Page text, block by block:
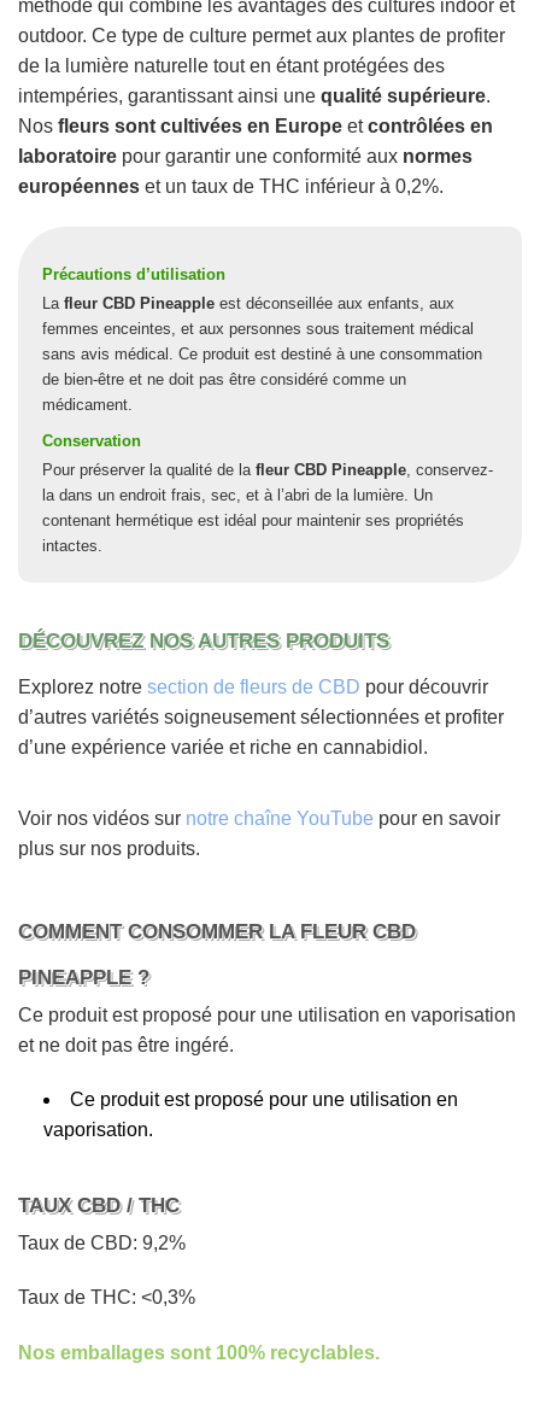
méthode qui combine les avantages des cultures indoor et
outdoor. Ce type de culture permet aux plantes de profiter
de la lumière naturelle tout en étant protégées des
intempéries, garantissant ainsi une qualité supérieure.
Nos fleurs sont cultivées en Europe etcontrôlées en
laboratoire pour garantir une conformité aux normes
européennes et un taux de THC inférieur à 0,2%.
Précautions d’utilisation
La fleur CBD Pineapple est déconseillée aux enfants, aux
femmes enceintes, et aux personnes sous traitement médical
sans avis médical. Ce produit est destiné à une consommation
de bien-être et ne doit pas être considéré comme un
médicament.
Conservation
Pour préserver la qualité de la fleur CBD Pineapple , conservez-
la dans un endroit frais, sec, et à l’abri de la lumière. Un
contenant hermétique est idéal pour maintenir ses propriétés
intactes.
DÉCOUVREZ NOS AUTRES PRODUITS
Explorez notre section de fleurs de CBD pour découvrir
d’autres variétés soigneusement sélectionnées et profiter
d’une expérience variée et riche en cannabidiol.
Voir nos vidéos sur notre chaîne YouTube pour en savoir
plus sur nos produits.
COMMENT CONSOMMER LA FLEUR CBD
PINEAPPLE ?
Ce produit est proposé pour une utilisation en vaporisation
et ne doit pas être ingéré.
Ce produit est proposé pour une utilisation en
vaporisation.
TAUX CBD / THC
Taux de CBD: 9,2%
Taux de THC: <0,3%
Nos emballages sont 100% recyclables.